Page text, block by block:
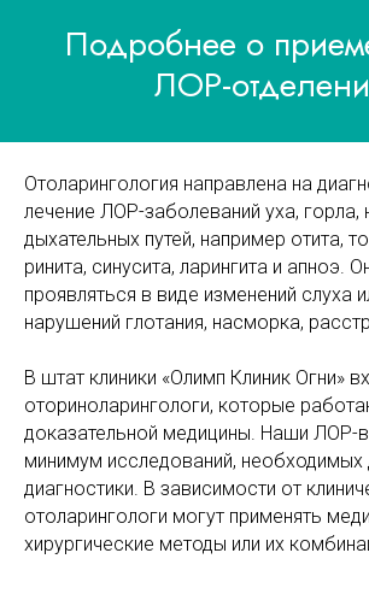
Подробнее о
ЛОР-
Отоларингология направлена на
лечение ЛОР-заболеваний уха, горла,
дыхательных путей, например отита,
ринита, синусита, ларингита и апноэ.
проявляться в виде изменений слуха
нарушений глотания, насморка,
В штат клиники «Олимп Клиник Огни»
оториноларингологи, которые
доказательной медицины. Наши ЛОР-
минимум исследований, необходимых
диагностики. В зависимости от
отоларингологи могут применять
хирургические методы или их